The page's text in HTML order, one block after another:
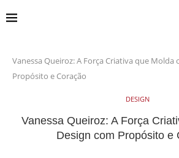
Vanessa Queiroz: A Força Criativa que Molda
Propósito e Coração
DESIGN
Vanessa Queiroz: A Força
Design com Propósito e